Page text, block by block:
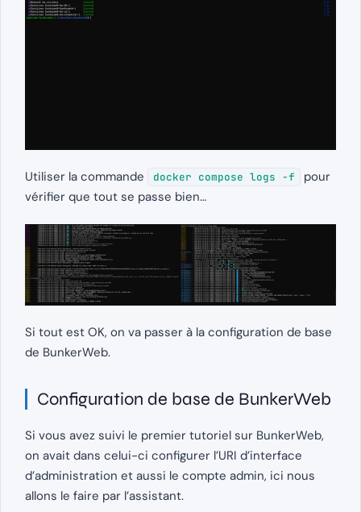
Utiliser la commande docker compose logs -f
pour
vérifier que tout se passe bien…
Si tout est OK, on va passer à la configuration de base
de BunkerWeb.
Configuration de base de BunkerWeb
Si vous avez suivi le premier tutoriel sur BunkerWeb,
on avait dans celui-ci configurer l’URI d’interface
d’administration et aussi le compte admin, ici nous
allons le faire par l’assistant.